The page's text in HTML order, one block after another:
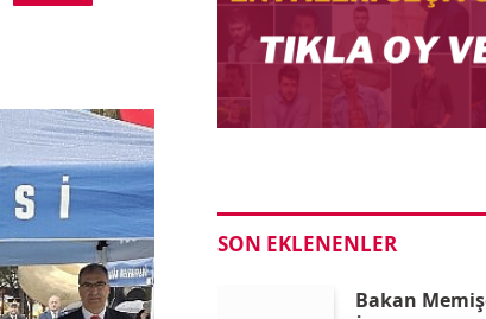
SON EKLENENLER
Bakan